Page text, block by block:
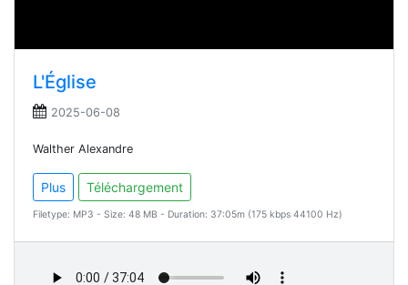
L'Église
2025-06-08
Walther Alexandre
Plus Téléchargement
Filetype: MP3 - Size: 48 MB - Duration: 37:05m (175 kbps 44100 Hz)